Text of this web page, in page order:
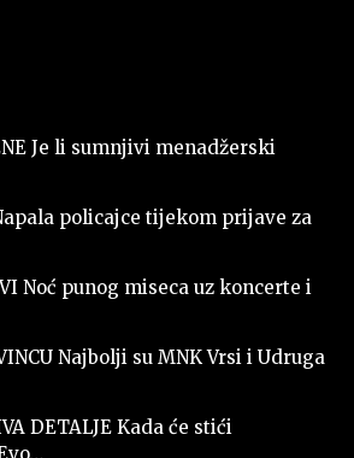
Je li sumnjivi menadžerski
policajce tijekom prijave za
Noć punog miseca uz koncerte i
Najbolji su MNK Vrsi i Udruga
DETALJE Kada će stići